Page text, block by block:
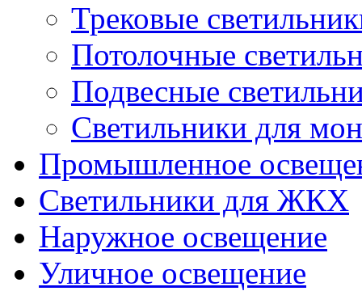
Трековые
Потолочные
Подвесные
Светильники для
Промышленное
Светильники для ЖКХ
Наружное освещение
Уличное освещение